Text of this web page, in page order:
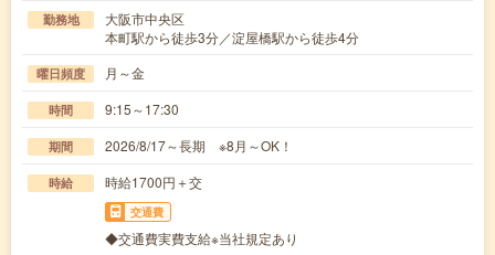
勤務地
大阪市中央区
本町駅から徒歩3分／淀屋橋駅から徒歩4分
曜日頻度 月～金
時間 9:15～17:30
期間 2026/8/17～長期 ※8月～OK！
時給 時給1700円＋交
交通費
◆交通費実費支給※当社規定あり